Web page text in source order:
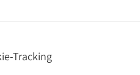
Tracking